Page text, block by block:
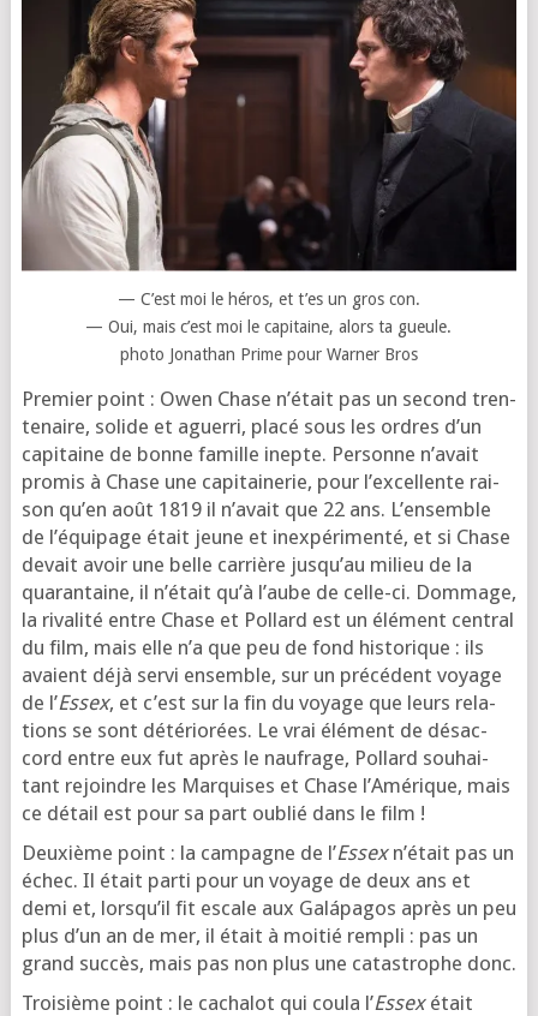
— C’est moi le héros, et t’es un gros con.
— Oui, mais c’est moi le capi­taine, alors ta gueule.
pho­to Jonathan Prime pour Warner Bros
Premier point : Owen Chase n’é­tait pas un second tren­
te­naire, solide et aguer­ri, pla­cé sous les ordres d’un
capi­taine de bonne famille inepte. Personne n’a­vait
pro­mis à Chase une capi­tai­ne­rie, pour l’ex­cel­lente rai­
son qu’en août 1819 il n’a­vait que 22 ans. L’ensemble
de l’é­qui­page était jeune et inex­pé­ri­men­té, et si Chase
devait avoir une belle car­rière jus­qu’au milieu de la
qua­ran­taine, il n’é­tait qu’à l’aube de celle-ci. Dommage,
la riva­li­té entre Chase et Pollard est un élé­ment cen­tral
du film, mais elle n’a que peu de fond his­to­rique : ils
avaient déjà ser­vi ensemble, sur un pré­cé­dent voyage
de l’Essex, et c’est sur la fin du voyage que leurs rela­
tions se sont dété­rio­rées. Le vrai élé­ment de désac­
cord entre eux fut après le nau­frage, Pollard sou­hai­
tant rejoindre les Marquises et Chase l’Amérique, mais
ce détail est pour sa part oublié dans le film !
Deuxième point : la cam­pagne de l’Essexn’é­tait pas un
échec. Il était par­ti pour un voyage de deux ans et
demi et, lors­qu’il fit escale aux Galápagos après un peu
plus d’un an de mer, il était à moi­tié rem­pli : pas un
grand suc­cès, mais pas non plus une catas­trophe donc.
Troisième point : le cacha­lot qui cou­la l’Essexétait